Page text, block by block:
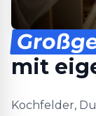
mit
Kochfelder,